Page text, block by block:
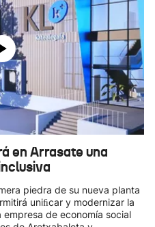
en Arrasate una
piedra de su nueva planta
uniﬁcar y modernizar la
de economía social